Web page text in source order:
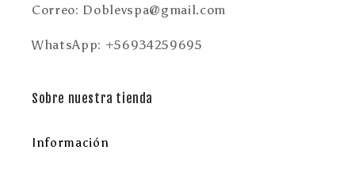
Correo: Doblevspa@gmail.com
WhatsApp: +56934259695
Sobre nuestra tienda
Información